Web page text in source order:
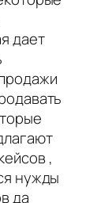
дает
,
нужды
да